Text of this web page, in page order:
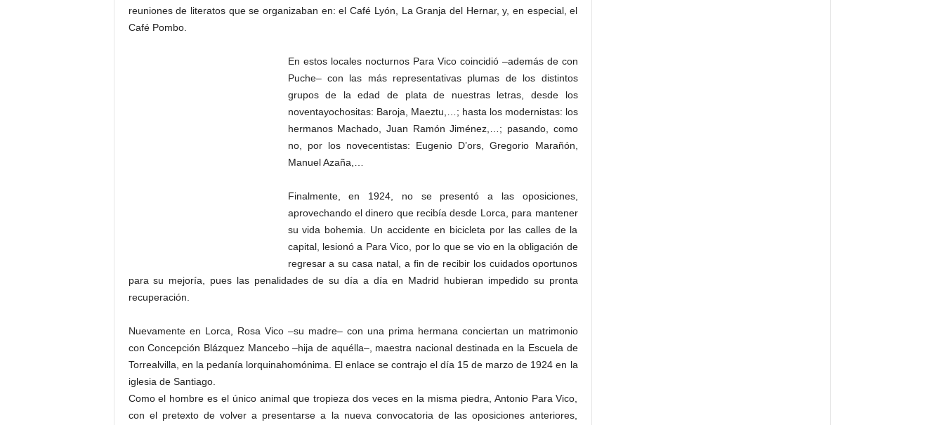
reuniones de literatos que se organizaban en: el Café Lyón, La Granja del Hernar, y, en especial, el
Café Pombo.
En estos locales nocturnos Para Vico coincidió –además de con
Puche– con las más representativas plumas de los distintos
grupos de la edad de plata de nuestras letras, desde los
noventayochositas: Baroja, Maeztu,…; hasta los modernistas: los
hermanos Machado, Juan Ramón Jiménez,…; pasando, como
no, por los novecentistas: Eugenio D’ors, Gregorio Marañón,
Manuel Azaña,…
Finalmente, en 1924, no se presentó a las oposiciones,
aprovechando el dinero que recibía desde Lorca, para mantener
su vida bohemia. Un accidente en bicicleta por las calles de la
capital, lesionó a Para Vico, por lo que se vio en la obligación de
regresar a su casa natal, a fin de recibir los cuidados oportunos
para su mejoría, pues las penalidades de su día a día en Madrid hubieran impedido su pronta
recuperación.
Nuevamente en Lorca, Rosa Vico –su madre– con una prima hermana conciertan un matrimonio
con Concepción Blázquez Mancebo –hija de aquélla–, maestra nacional destinada en la Escuela de
Torrealvilla, en la pedanía lorquinahomónima. El enlace se contrajo el día 15 de marzo de 1924 en la
iglesia de Santiago.
Como el hombre es el único animal que tropieza dos veces en la misma piedra, Antonio Para Vico,
con el pretexto de volver a presentarse a la nueva convocatoria de las oposiciones anteriores,